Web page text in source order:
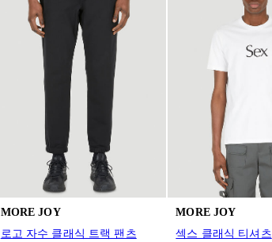
MORE JOY
로고 자수 클래식 트랙 팬츠
MORE JOY
섹스 클래식 티셔츠